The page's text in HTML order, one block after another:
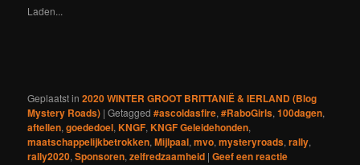
geopend)
nieuw
Laden...
Geplaatst in 2020 WINTER GROOT BRITTANIË & IERLAND (Blog
Mystery Roads) |Getagged #ascoldasfire,#RaboGirls,100dagen,
aftellen,goededoel,KNGF,KNGF Geleidehonden,
maatschappelijkbetrokken,Mijlpaal,mvo,mysteryroads,rally,
rally2020,Sponsoren,zelfredzaamheid |Geef een reactie